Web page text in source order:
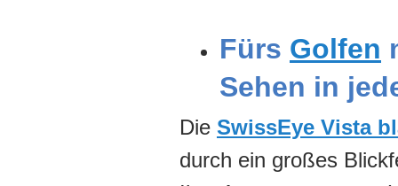
Fürs Golfen
Sehen in
Die SwissEye Vista
durch ein großes